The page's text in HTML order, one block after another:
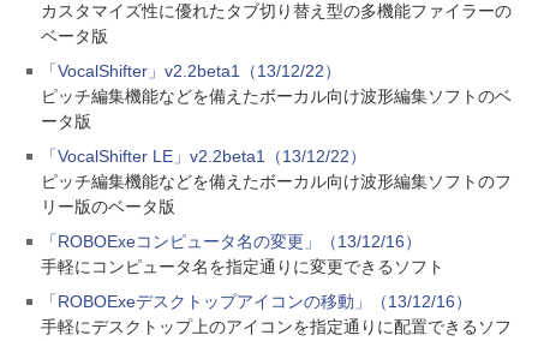
カスタマイズ性に優れたタブ切り替え型の多機能ファイラーの
ベータ版
「VocalShifter」v2.2beta1（13/12/22）
ピッチ編集機能などを備えたボーカル向け波形編集ソフトのベ
ータ版
「VocalShifter LE」v2.2beta1（13/12/22）
ピッチ編集機能などを備えたボーカル向け波形編集ソフトのフ
リー版のベータ版
「ROBOExeコンピュータ名の変更」（13/12/16）
手軽にコンピュータ名を指定通りに変更できるソフト
「ROBOExeデスクトップアイコンの移動」（13/12/16）
手軽にデスクトップ上のアイコンを指定通りに配置できるソフ